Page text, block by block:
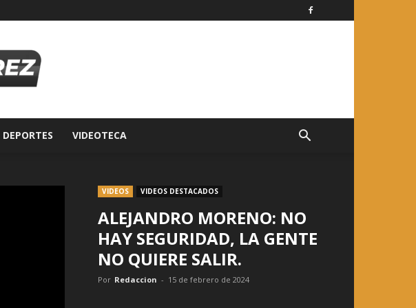
DEPORTES VIDEOTECA
VIDEOS VIDEOS DESTACADOS
ALEJANDRO MORENO: NO
HAY SEGURIDAD, LA GENTE
NO QUIERE SALIR.
Por Redaccion - 15 de febrero de 2024